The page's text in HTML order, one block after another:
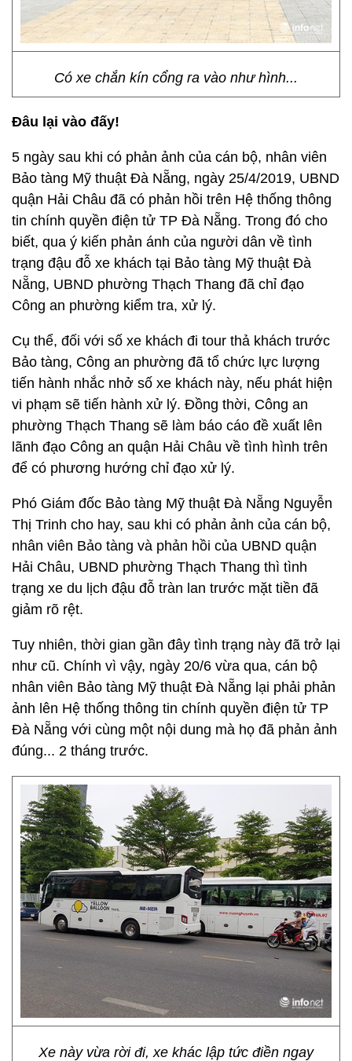
Có xe chắn kín cổng ra vào như hình...
Đâu lại vào đấy!
5 ngày sau khi có phản ảnh của cán bộ, nhân viên
Bảo tàng Mỹ thuật Đà Nẵng, ngày 25/4/2019, UBND
quận Hải Châu đã có phản hồi trên Hệ thống thông
tin chính quyền điện tử TP Đà Nẵng. Trong đó cho
biết, qua ý kiến phản ánh của người dân về tình
trạng đậu đỗ xe khách tại Bảo tàng Mỹ thuật Đà
Nẵng, UBND phường Thạch Thang đã chỉ đạo
Công an phường kiểm tra, xử lý.
Cụ thể, đối với số xe khách đi tour thả khách trước
Bảo tàng, Công an phường đã tổ chức lực lượng
tiến hành nhắc nhở số xe khách này, nếu phát hiện
vi phạm sẽ tiến hành xử lý. Đồng thời, Công an
phường Thạch Thang sẽ làm báo cáo đề xuất lên
lãnh đạo Công an quận Hải Châu về tình hình trên
để có phương hướng chỉ đạo xử lý.
Phó Giám đốc Bảo tàng Mỹ thuật Đà Nẵng Nguyễn
Thị Trinh cho hay, sau khi có phản ảnh của cán bộ,
nhân viên Bảo tàng và phản hồi của UBND quận
Hải Châu, UBND phường Thạch Thang thì tình
trạng xe du lịch đậu đỗ tràn lan trước mặt tiền đã
giảm rõ rệt.
Tuy nhiên, thời gian gần đây tình trạng này đã trở lại
như cũ. Chính vì vậy, ngày 20/6 vừa qua, cán bộ
nhân viên Bảo tàng Mỹ thuật Đà Nẵng lại phải phản
ảnh lên Hệ thống thông tin chính quyền điện tử TP
Đà Nẵng với cùng một nội dung mà họ đã phản ảnh
đúng... 2 tháng trước.
Xe này vừa rời đi, xe khác lập tức điền ngay